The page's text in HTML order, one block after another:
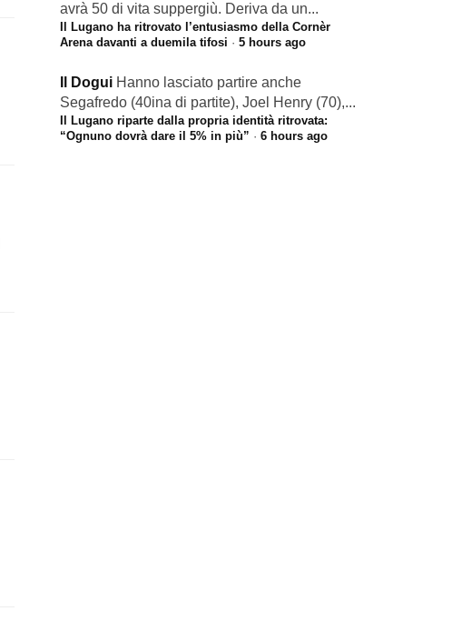
avrà 50 di vita suppergiù. Deriva da un...
Il Lugano ha ritrovato l’entusiasmo della Cornèr
Arena davanti a duemila tifosi · 5 hours ago
Il Dogui Hanno lasciato partire anche
Segafredo (40ina di partite), Joel Henry (70),...
Il Lugano riparte dalla propria identità ritrovata:
“Ognuno dovrà dare il 5% in più” · 6 hours ago